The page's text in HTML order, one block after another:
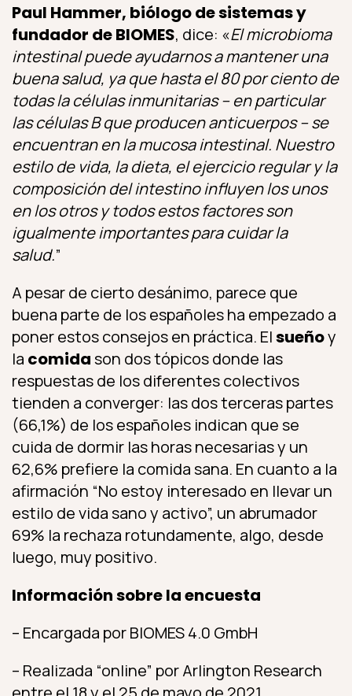
Paul Hammer, biólogo de sistemas y
fundador de BIOMES, dice: «El microbioma
intestinal puede ayudarnos a mantener una
buena salud, ya que hasta el 80 por ciento de
todas la células inmunitarias – en particular
las células B que producen anticuerpos – se
encuentran en la mucosa intestinal. Nuestro
estilo de vida, la dieta, el ejercicio regular y la
composición del intestino influyen los unos
en los otros y todos estos factores son
igualmente importantes para cuidar la
salud.”
A pesar de cierto desánimo, parece que
buena parte de los españoles ha empezado a
poner estos consejos en práctica. Elsueñoy
la comidason dos tópicos donde las
respuestas de los diferentes colectivos
tienden a converger: las dos terceras partes
(66,1%) de los españoles indican que se
cuida de dormir las horas necesarias y un
62,6% prefiere la comida sana. En cuanto a la
afirmación “No estoy interesado en llevar un
estilo de vida sano y activo”, un abrumador
69% la rechaza rotundamente, algo, desde
luego, muy positivo.
Información sobre la encuesta
– Encargada por BIOMES 4.0 GmbH
– Realizada “online” por Arlington Research